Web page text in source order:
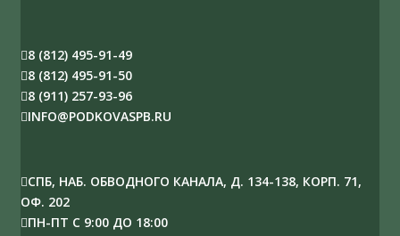
8 (812) 495-91-49
8 (812) 495-91-50
8 (911) 257-93-96
INFO@PODKOVASPB.RU
СПБ, НАБ. ОБВОДНОГО КАНАЛА, Д. 134-138, КОРП. 71,
ОФ. 202
ПН-ПТ С 9:00 ДО 18:00